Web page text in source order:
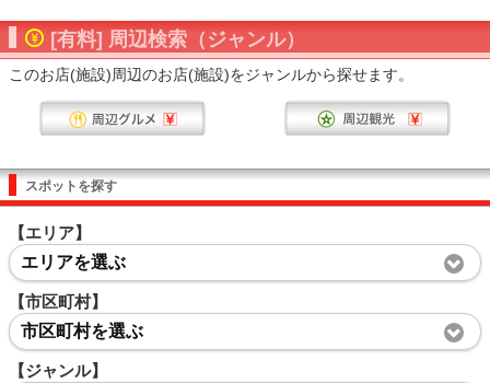
[有料] 周辺検索（ジャンル）
このお店(施設)周辺のお店(施設)をジャンルから探せます。
スポットを探す
【エリア】
エリアを選ぶ
【市区町村】
市区町村を選ぶ
【ジャンル】